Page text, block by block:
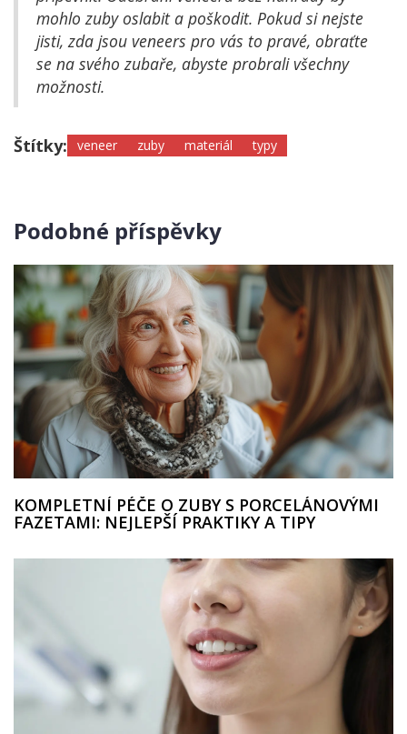
mohlo zuby oslabit a poškodit. Pokud si nejste
jisti, zda jsou veneers pro vás to pravé, obraťte
se na svého zubaře, abyste probrali všechny
možnosti.
Štítky: veneer zuby materiál typy
Podobné příspěvky
KOMPLETNÍ PÉČE O ZUBY S PORCELÁNOVÝMI
FAZETAMI: NEJLEPŠÍ PRAKTIKY A TIPY